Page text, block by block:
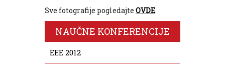
Sve fotografije pogledajte OVDE.
NAUČNE KONFERENCIJE
EEE 2012